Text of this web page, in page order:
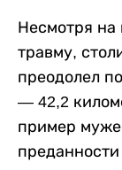
Несмотря на
травму,
преодолел
— 42,2
пример